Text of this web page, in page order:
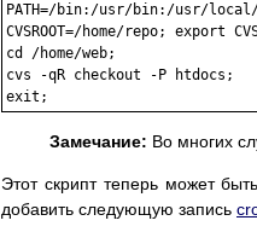
PATH=/bin:/usr/bin:/usr/
CVSROOT=/home/repo; export
cd /home/web;
cvs -qR checkout -P htdocs;
Замечание: Во многих
Этот скрипт теперь может
добавить следующую запись